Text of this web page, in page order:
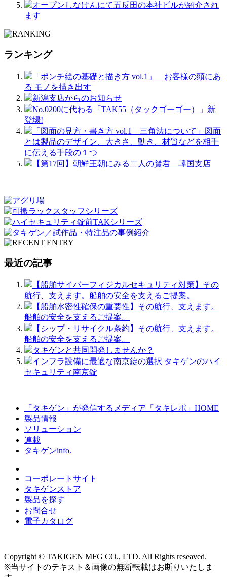
オープンしなけんにて五反田の本社ビルが紹介され
ます
ランキング
「ポンチ絵の基礎と描き方 vol.1」 お客様の頭にあ
る モノを描き出す
新潟支店からのお知らせ
No.0200に代わる「TAK55（タックゴーゴー）」新
登場!
「図面の見方・書き方 vol.1 三角法について」図面
とは製品のデザイン、大きさ、動き、材質などを相手
に伝える手段の１つ
【第17回】朝鮮王朝にみる二人の賢君 韓国支店
最近の記事
【船舶サイバーフィジカルセキュリティ対策】その
航行、支えます。船舶の安全を支えるご提案。
【船舶水密性確保の重要性】その航行、支えます。
船舶の安全を支えるご提案。
【シップ・リサイクル条約】その航行、支えます。
船舶の安全を支えるご提案。
タキゲンと共同開発しませんか？
インフラ設備に最適な南京錠の選択 タキゲンのハイ
セキュリティ南京錠
「タキゲン」が発信するメディア「タキレポ」HOME
製品情報
ソリューション
連載
タキゲンinfo.
コーポレートサイト
タキゲンストア
製品を探す
お問合せ
電子カタログ
Copyright © TAKIGEN MFG CO., LTD. All Rights reseaved.
※当サイトのテキスト＆画像の無断転載はお断りいたしま